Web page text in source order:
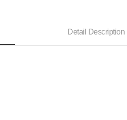
Detail Description